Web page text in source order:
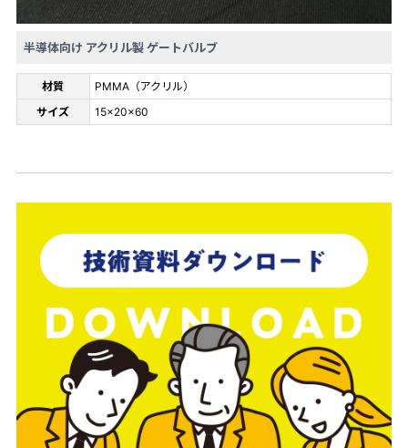
半導体向け アクリル製 ゲートバルブ
材質
PMMA（アクリル）
サイズ
15×20×60